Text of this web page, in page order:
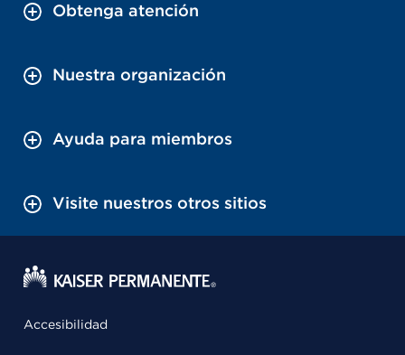
Obtenga atención
Nuestra organización
Ayuda para miembros
Visite nuestros otros sitios
Accesibilidad